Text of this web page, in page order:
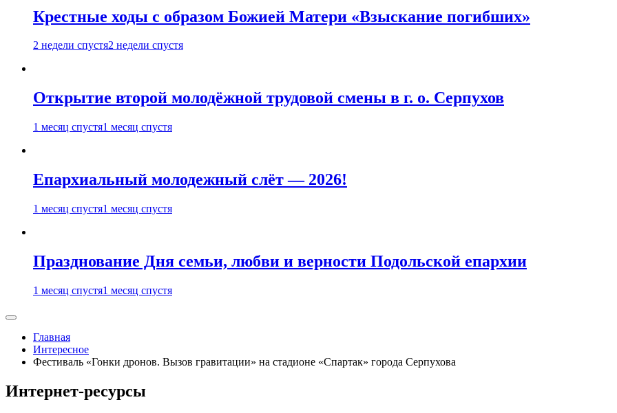
Крестные ходы с образом Божией Матери «Взыскание погибших»
2 недели спустя2 недели спустя
Открытие второй молодёжной трудовой смены в г. о. Серпухов
1 месяц спустя1 месяц спустя
Епархиальный молодежный слёт — 2026!
1 месяц спустя1 месяц спустя
Празднование Дня семьи, любви и верности Подольской епархии
1 месяц спустя1 месяц спустя
Главная
Интересное
Фестиваль «Гонки дронов. Вызов гравитации» на стадионе «Спартак» города Серпухова
Интернет-ресурсы